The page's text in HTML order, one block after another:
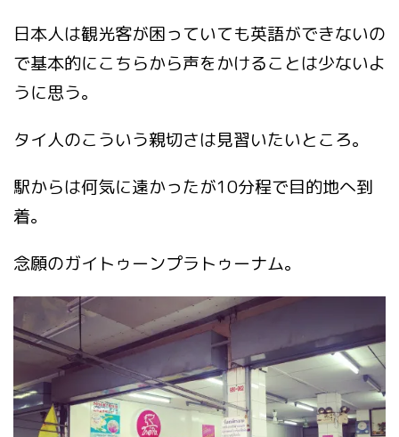
日本人は観光客が困っていても英語ができないの
で基本的にこちらから声をかけることは少ないよ
うに思う。
タイ人のこういう親切さは見習いたいところ。
駅からは何気に遠かったが10分程で目的地へ到
着。
念願のガイトゥーンプラトゥーナム。